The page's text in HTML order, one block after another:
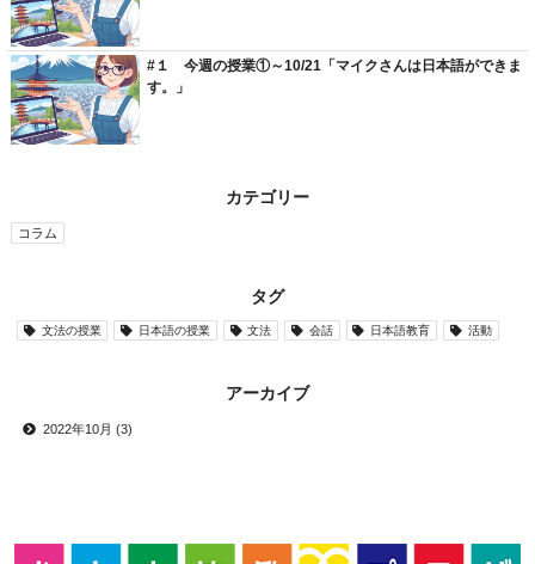
#１ 今週の授業①～10/21「マイクさんは日本語ができま
す。」
カテゴリー
コラム
タグ
文法の授業 日本語の授業 文法 会話 日本語教育 活動
アーカイブ
2022年10月 (3)